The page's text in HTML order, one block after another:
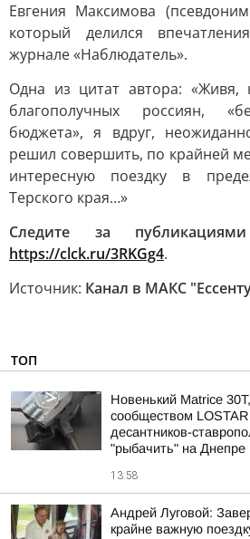
Евгения Максимова
который делился
журнале «Наблюдатель».
Одна из цитат автора: «Живя,
благополучных россиян,
бюджета», я вдруг,
решил совершить, по крайней
интересную поездку в
Терского края…»
Следите за
https://clck.ru/3RKGg4.
Источник: Канал в МАКС
ТОП
Новенький Matrice
сообществом
десантников-
"рыбачить" на Днепре
13:58
Андрей Луговой:
крайне важную